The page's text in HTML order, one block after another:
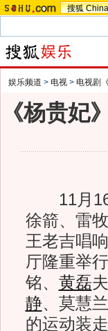
搜狐
娱乐频道 > 电视 > 电视剧
《杨贵妃
11月16
徐箭、雷
王老吉唱
厅隆重举
铭、 黄磊
静、莫慧
的运动装